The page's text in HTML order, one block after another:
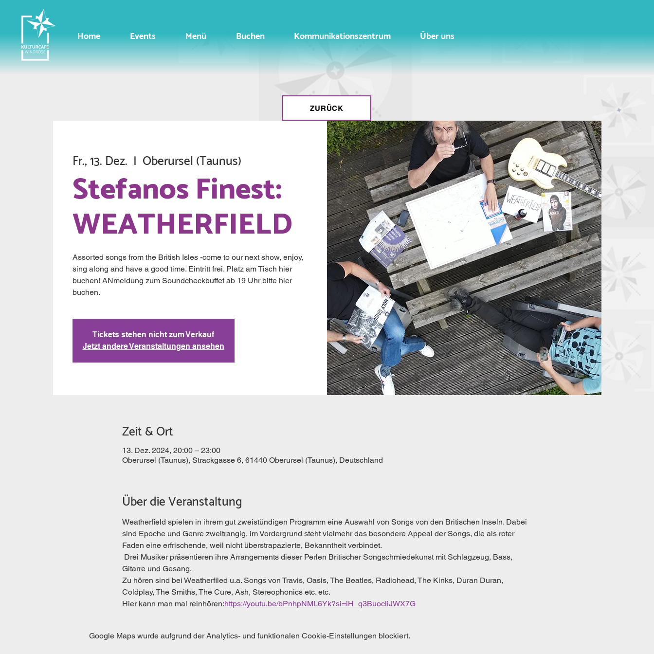
Home Events Menü Buchen Kommunikationszentrum Über uns
ZURÜCK
Fr., 13. Dez.
  |
Oberursel (Taunus)
Stefanos Finest:
WEATHERFIELD
Assorted songs from the British Isles -come to our next show, enjoy,
sing along and have a good time. Eintritt frei. Platz am Tisch hier
buchen! ANmeldung zum Soundcheckbuffet ab 19 Uhr bitte hier
buchen.
Tickets stehen nicht zum Verkauf
Jetzt andere Veranstaltungen ansehen
Zeit & Ort
13. Dez. 2024, 20:00 – 23:00
Oberursel (Taunus), Strackgasse 6, 61440 Oberursel (Taunus), Deutschland
Über die Veranstaltung
Weatherfield spielen in ihrem gut zweistündigen Programm eine Auswahl von Songs von den Britischen Inseln. Dabei
sind Epoche und Genre zweitrangig, im Vordergrund steht vielmehr das besondere Appeal der Songs, die als roter
Faden eine erfrischende, weil nicht überstrapazierte, Bekanntheit verbindet.
Gitarre und Gesang.
Zu hören sind bei Weatherfiled u.a. Songs von Travis, Oasis, The Beatles, Radiohead, The Kinks, Duran Duran,
Coldplay, The Smiths, The Cure, Ash, Stereophonics etc. etc.
Hier kann man mal reinhören:https://youtu.be/bPnhpNML6Yk?si=iH_q3BuocliJWX7G
Google Maps wurde aufgrund der Analytics- und funktionalen Cookie-Einstellungen blockiert.